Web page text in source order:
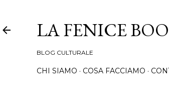
LA FENICE
BLOG CULTURALE
CHI SIAMO COSA FACCIAMO